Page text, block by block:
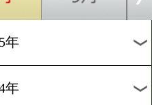
2018年
2017年